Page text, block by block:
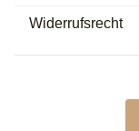
Widerrufsrecht